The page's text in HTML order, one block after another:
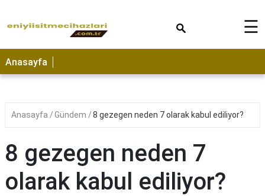
☰
Anasayfa
Anasayfa Gündem 8 gezegen neden 7 olarak kabul ediliyor?
8 gezegen neden 7
olarak kabul ediliyor?